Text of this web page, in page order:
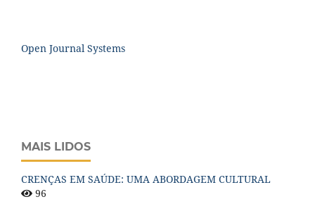
Open Journal Systems
MAIS LIDOS
CRENÇAS EM SAÚDE: UMA ABORDAGEM CULTURAL
96